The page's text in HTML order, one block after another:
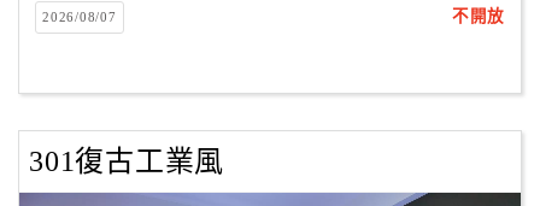
作
商
合
作
2026/08/07 不開放
301復古工業風